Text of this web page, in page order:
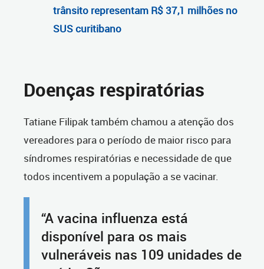
trânsito representam R$ 37,1 milhões no
SUS curitibano
Doenças respiratórias
Tatiane Filipak também chamou a atenção dos
vereadores para o período de maior risco para
síndromes respiratórias e necessidade de que
todos incentivem a população a se vacinar.
“A vacina influenza está
disponível para os mais
vulneráveis nas 109 unidades de